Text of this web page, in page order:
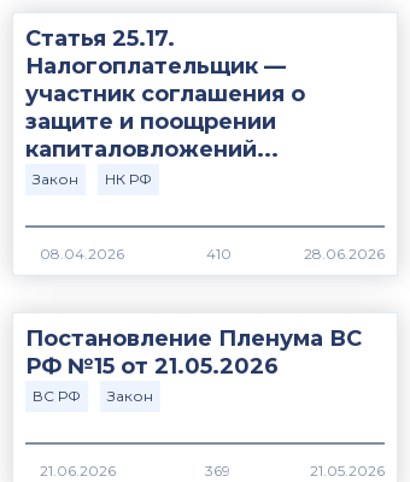
Статья 25.17.
Налогоплательщик —
участник соглашения о
защите и поощрении
капиталовложений...
Закон НК РФ
410
Постановление Пленума ВС
РФ №15 от 21.05.2026
ВС РФ Закон
369